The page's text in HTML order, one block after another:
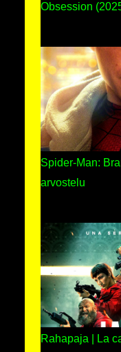
Obsession
Spider-Man:
arvostelu
Rahapaja | La